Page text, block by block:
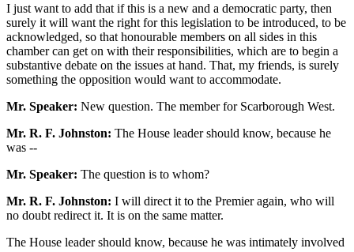
I just want to add that if this is a new and a democratic party, then
surely it will want the right for this legislation to be introduced, to be
acknowledged, so that honourable members on all sides in this
chamber can get on with their responsibilities, which are to begin a
substantive debate on the issues at hand. That, my friends, is surely
something the opposition would want to accommodate.
Mr. Speaker: New question. The member for Scarborough West.
Mr. R. F. Johnston: The House leader should know, because he
was --
Mr. Speaker: The question is to whom?
Mr. R. F. Johnston: I will direct it to the Premier again, who will
no doubt redirect it. It is on the same matter.
The House leader should know, because he was intimately involved